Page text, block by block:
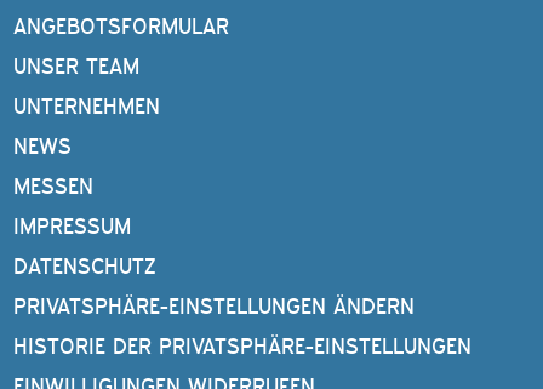
ANGEBOTSFORMULAR
UNSER TEAM
UNTERNEHMEN
NEWS
MESSEN
IMPRESSUM
DATENSCHUTZ
PRIVATSPHÄRE-EINSTELLUNGEN ÄNDERN
HISTORIE DER PRIVATSPHÄRE-EINSTELLUNGEN